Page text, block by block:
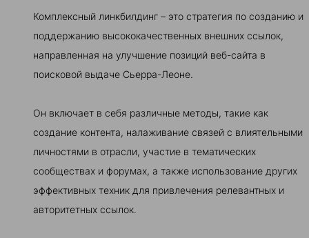
Комплексный линкбилдинг – это стратегия по созданию и
поддержанию высококачественных внешних ссылок,
направленная на улучшение позиций веб-сайта в
поисковой выдаче Сьерра-Леоне.
Он включает в себя различные методы, такие как
создание контента, налаживание связей с влиятельными
личностями в отрасли, участие в тематических
сообществах и форумах, а также использование других
эффективных техник для привлечения релевантных и
авторитетных ссылок.